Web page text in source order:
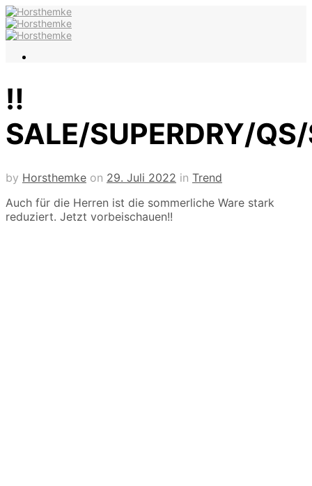
‼️
SALE/SUPERDRY/
by Horsthemke on 29. Juli 2022 in Trend
Auch für die Herren ist die sommerliche Ware stark
reduziert. Jetzt vorbeischauen!!